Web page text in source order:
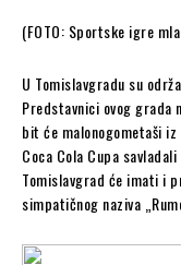
(FOTO: Sportske igre
U Tomislavgradu su
Predstavnici ovog grada
bit će malonogometaši
Coca Cola Cupa
Tomislavgrad će imati i
simpatičnog naziva